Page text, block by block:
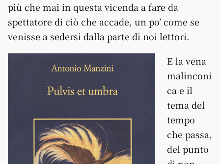
più che mai in questa vicenda a fare da
spettatore di ciò che accade, un po’ come se
venisse a sedersi dalla parte di noi lettori.
E la vena
malinconi
ca e il
tema del
tempo
che passa,
del punto